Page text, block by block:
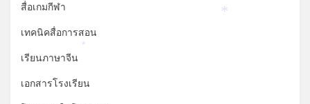
สื่อเกมกีฬา
เทคนิคสื่อการสอน
เรียนภาษาจีน
เอกสารโรงเรียน